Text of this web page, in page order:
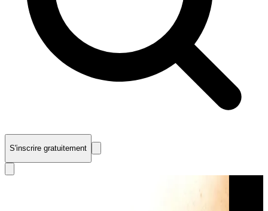
S'inscrire gratuitement